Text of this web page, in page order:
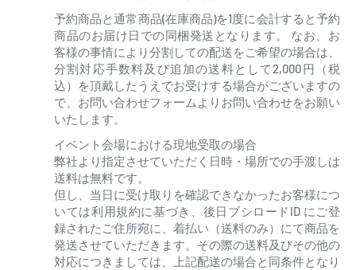
予約商品と通常商品(在庫商品)を1度に会計すると予約
商品のお届け日での同梱発送となります。 なお、お
客様の事情により分割しての配送をご希望の場合は、
分割対応手数料及び追加の送料として2,000円（税
込）を頂戴したうえでお受けする場合がございますの
で、お問い合わせフォームよりお問い合わせをお願い
いたします。
イベント会場における現地受取の場合
弊社より指定させていただく日時・場所での手渡しは
送料は無料です。
但し、当日に受け取りを確認できなかったお客様につ
いては利用規約に基づき、後日ブシロードID にご登
録されたご住所宛に、着払い（送料のみ）にて商品を
発送させていただきます。その際の送料及びその他の
対応につきましては、上記配送の場合と同条件となり